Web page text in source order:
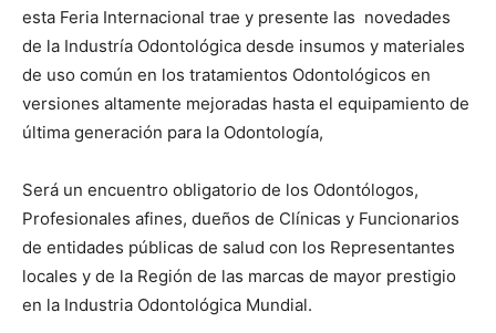
esta Feria Internacional trae y presente las novedades
de la Industría Odontológica desde insumos y materiales
de uso común en los tratamientos Odontológicos en
versiones altamente mejoradas hasta el equipamiento de
última generación para la Odontología,
Será un encuentro obligatorio de los Odontólogos,
Profesionales afines, dueños de Clínicas y Funcionarios
de entidades públicas de salud con los Representantes
locales y de la Región de las marcas de mayor prestigio
en la Industria Odontológica Mundial.